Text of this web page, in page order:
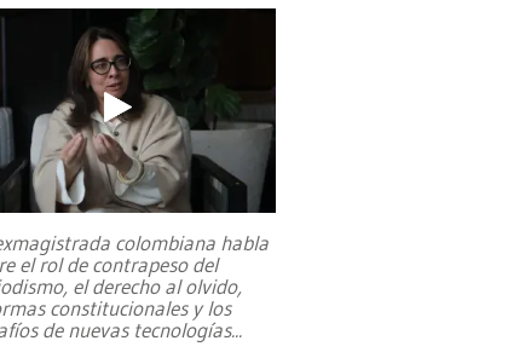
colombiana habla
el rol de contrapeso del
el derecho al olvido,
constitucionales y los
de nuevas tecnologías...